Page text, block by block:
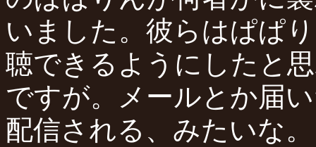
いました。彼らはぱぱ
聴できるようにしたと
ですが。メールとか届
配信される、みたいな。